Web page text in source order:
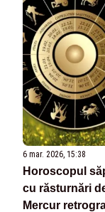
6 mar. 2026, 15:38
Horoscopul
cu răsturnări
Mercur